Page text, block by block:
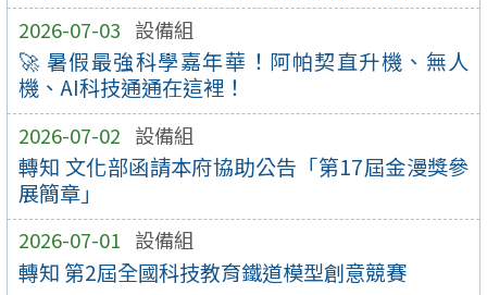
2026-07-03 設備組
🚀 暑假最強科學嘉年華！阿帕契直升機、無人
機、AI科技通通在這裡！
2026-07-02 設備組
轉知 文化部函請本府協助公告「第17屆金漫獎參
展簡章」
2026-07-01 設備組
轉知 第2屆全國科技教育鐵道模型創意競賽